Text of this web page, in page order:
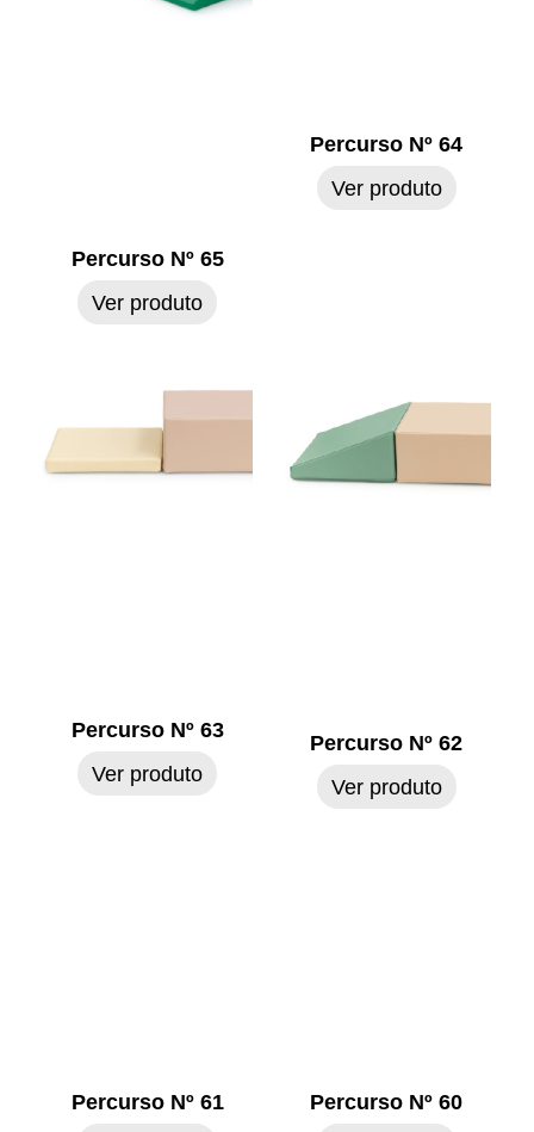
Percurso Nº 65
Ver produto
Percurso Nº 64
Ver produto
Percurso Nº 63
Ver produto
Percurso Nº 62
Ver produto
Percurso Nº 61
Percurso Nº 60